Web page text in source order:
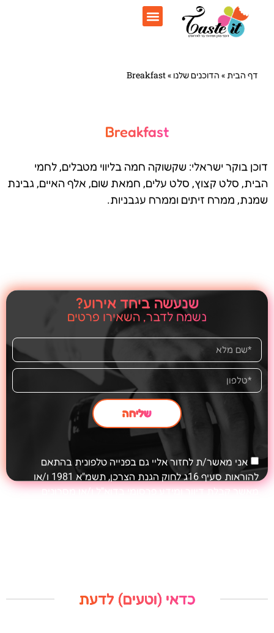
דף הבית» הדוכנים שלנו »
Breakfast
Breakfast
דוכן בוקר ישראלי: שקשוקה חמה בליווי מטבלים, לחמי
הבית, סלט קצוץ, סלט עלים, חמאת שום, אלף האיים, גבינת
שמנת, ממרח זיתים וממרח עגבניות.
שנעשה ביחד אירוע?
נשמח לדבר, השאירו פרטים
אני מאשר/ת לחזור אליי גם בפנייה טלפונית בהתאם
להוראות סעיף 16ג לחוק הגנת הצרכן, תשמ"א 1981 ו/או
מאשר קבלת דיוור ומידע פרסומי בדוא"ל ו/או מסרונים
שליחה
כדאי (וטעים) לדעת